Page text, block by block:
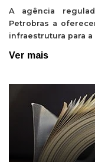
A agência
Petrobras a
infraestrutura para a
Ver mais